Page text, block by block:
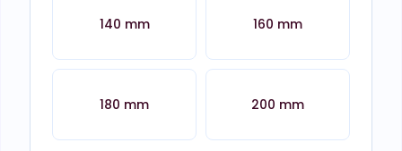
140 mm 160 mm
180 mm 200 mm